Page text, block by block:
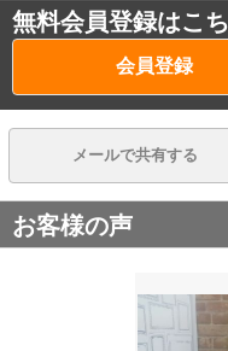
無料会員登録はこ
会員登録
メールで共有する
お客様の声